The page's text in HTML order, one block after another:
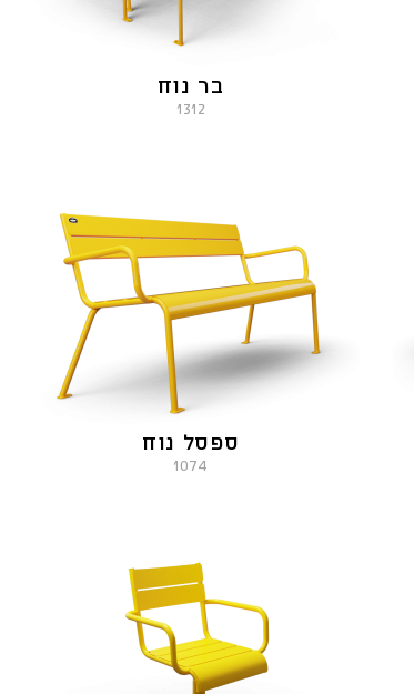
בר נוח
1312
ספסל נוח
1074